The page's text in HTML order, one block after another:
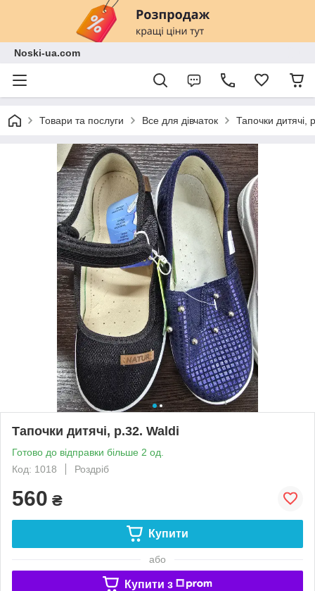
Noski-ua.com
Товари та послуги Все для дівчаток Тапочки дитячі,
Тапочки дитячі, р.32. Waldi
Готово до відправки більше 2 од.
Код: 1018
Роздріб
560 ₴
Купити
або
Купити з